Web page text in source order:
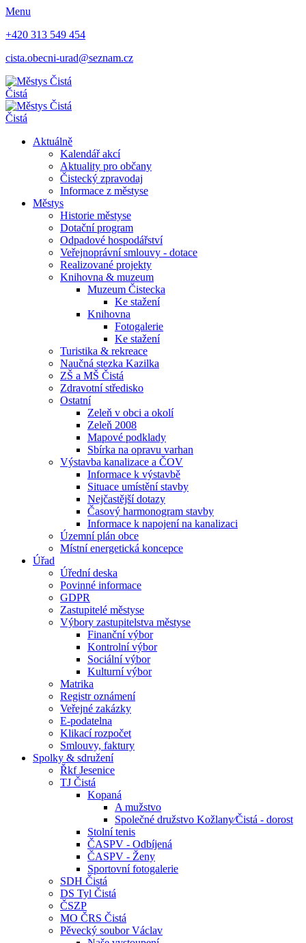
Menu
+420 313 549 454
cista.obecni-urad@seznam.cz
Čistá
Čistá
Aktuálně
Kalendář akcí
Aktuality pro občany
Čistecký zpravodaj
Informace z městyse
Městys
Historie městyse
Dotační program
Odpadové hospodářství
Veřejnoprávní smlouvy - dotace
Realizované projekty
Knihovna & muzeum
Muzeum Čistecka
Ke stažení
Knihovna
Fotogalerie
Ke stažení
Turistika & rekreace
Naučná stezka Kazilka
ZŠ a MŠ Čistá
Zdravotní středisko
Ostatní
Zeleň v obci a okolí
Zeleň 2008
Mapové podklady
Sbírka na opravu varhan
Výstavba kanalizace a ČOV
Informace k výstavbě
Situace umístění stavby
Nejčastější dotazy
Časový harmonogram stavby
Informace k napojení na kanalizaci
Územní plán obce
Místní energetická koncepce
Úřad
Úřední deska
Povinné informace
GDPR
Zastupitelé městyse
Výbory zastupitelstva městyse
Finanční výbor
Kontrolní výbor
Sociální výbor
Kulturní výbor
Matrika
Registr oznámení
Veřejné zakázky
E-podatelna
Klikací rozpočet
Smlouvy, faktury
Spolky & sdružení
Řkf Jesenice
TJ Čistá
Kopaná
A mužstvo
Společné družstvo Kožlany⁄Čistá - dorost
Stolní tenis
ČASPV - Odbíjená
ČASPV - Ženy
Sportovní fotogalerie
SDH Čistá
DS Tyl Čistá
ČSZP
MO ČRS Čistá
Pěvecký soubor Václav